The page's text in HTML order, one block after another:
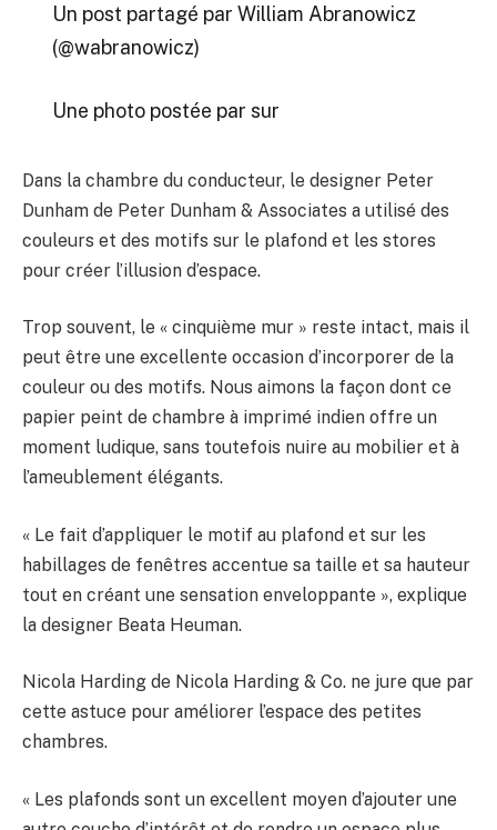
Un post partagé par William Abranowicz
(@wabranowicz)
Une photo postée par sur
Dans la chambre du conducteur, le designer Peter
Dunham de Peter Dunham & Associates a utilisé des
couleurs et des motifs sur le plafond et les stores
pour créer l’illusion d’espace.
Trop souvent, le « cinquième mur » reste intact, mais il
peut être une excellente occasion d’incorporer de la
couleur ou des motifs. Nous aimons la façon dont ce
papier peint de chambre à imprimé indien offre un
moment ludique, sans toutefois nuire au mobilier et à
l’ameublement élégants.
« Le fait d’appliquer le motif au plafond et sur les
habillages de fenêtres accentue sa taille et sa hauteur
tout en créant une sensation enveloppante », explique
la designer Beata Heuman.
Nicola Harding de Nicola Harding & Co. ne jure que par
cette astuce pour améliorer l’espace des petites
chambres.
« Les plafonds sont un excellent moyen d’ajouter une